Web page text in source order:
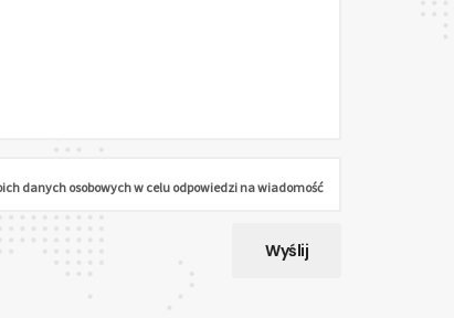
danych osobowych w celu odpowiedzi na wiadomość